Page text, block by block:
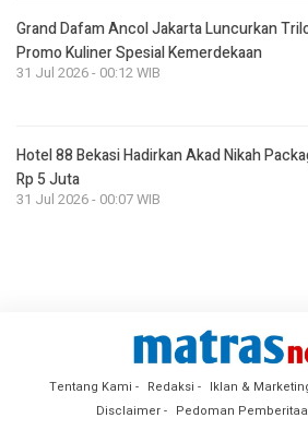
Grand Dafam Ancol Jakarta Luncurkan
Promo Kuliner Spesial Kemerdekaan
31 Jul 2026 - 00:12 WIB
Hotel 88 Bekasi Hadirkan Akad Nikah
Rp 5 Juta
31 Jul 2026 - 00:07 WIB
Tentang Kami Redaksi Iklan &
Disclaimer
Pedoman